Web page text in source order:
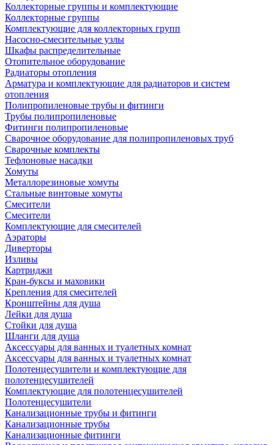
Коллекторные группы и комплектующие
Коллекторные группы
Комплектующие для коллекторных групп
Насосно-смесительные узлы
Шкафы распределительные
Отопительное оборудование
Радиаторы отопления
Арматура и комплектующие для радиаторов и систем
отопления
Полипропиленовые трубы и фитинги
Трубы полипропиленовые
Фитинги полипропиленовые
Сварочное оборудование для полипропиленовых труб
Сварочные комплекты
Тефлоновые насадки
Хомуты
Металлорезиновые хомуты
Стальные винтовые хомуты
Смесители
Смесители
Комплектующие для смесителей
Аэраторы
Диверторы
Изливы
Картриджи
Кран-буксы и маховики
Крепления для смесителей
Кронштейны для душа
Лейки для душа
Стойки для душа
Шланги для душа
Аксессуары для ванных и туалетных комнат
Аксессуары для ванных и туалетных комнат
Полотенцесушители и комплектующие для
полотенцесушителей
Комплектующие для полотенцесушителей
Полотенцесушители
Канализационные трубы и фитинги
Канализационные трубы
Канализационные фитинги